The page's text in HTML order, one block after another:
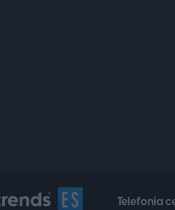
Telefonía